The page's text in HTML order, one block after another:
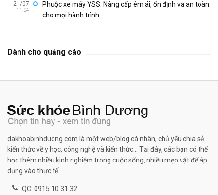
21/07
11:04
Phuộc xe máy YSS: Nâng cấp êm ái, ổn định và an toàn
cho mọi hành trình
Dành cho quảng cáo
dakhoabinhduong.com là một web/blog cá nhân, chủ yếu chia sẻ
kiến thức về y học, công nghệ và kiến thức... Tại đây, các bạn có thể
học thêm nhiều kinh nghiệm trong cuộc sống, nhiều mẹo vặt để áp
dụng vào thực tế.
QC: 0915 10 31 32